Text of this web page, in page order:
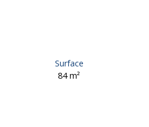
Surface
84m²